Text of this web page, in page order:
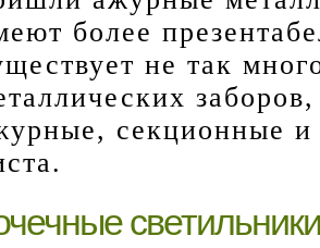
более
не так
секционные и
светильники